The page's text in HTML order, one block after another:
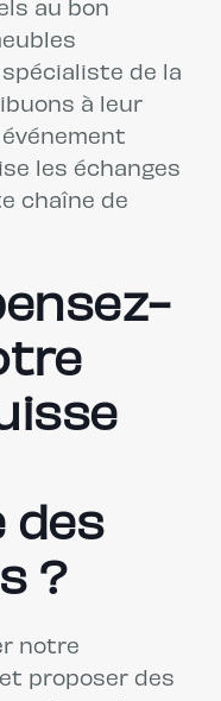
au bon
de la
à leur
les échanges
chaîne de
des
?
notre
proposer des